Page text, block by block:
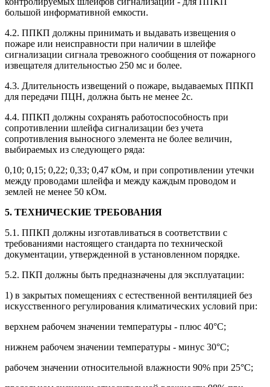
большой информативной емкости.
4.2. ППКП должны принимать и выдавать извещения о
пожаре или неисправности при наличии в шлейфе
сигнализации сигнала тревожного сообщения от пожарного
извещателя длительностью 250 мс и более.
4.3. Длительность извещений о пожаре, выдаваемых ППКП
для передачи ПЦН, должна быть не менее 2с.
4.4. ППКП должны сохранять работоспособность при
сопротивлении шлейфа сигнализации без учета
сопротивления выносного элемента не более величин,
выбираемых из следующего ряда:
0,10; 0,15; 0,22; 0,33; 0,47 кОм, и при сопротивлении утечки
между проводами шлейфа и между каждым проводом и
землей не менее 50 кОм.
5. ТЕХНИЧЕСКИЕ ТРЕБОВАНИЯ
5.1. ППКП должны изготавливаться в соответствии с
требованиями настоящего стандарта по технической
документации, утвержденной в установленном порядке.
5.2. ПКП должны быть предназначены для эксплуатации:
1) в закрытых помещениях с естественной вентиляцией без
искусственного регулирования климатических условий при:
верхнем рабочем значении температуры - плюс 40°С;
нижнем рабочем значении температуры - минус 30°С;
рабочем значении относительной влажности 90% при 25°С;